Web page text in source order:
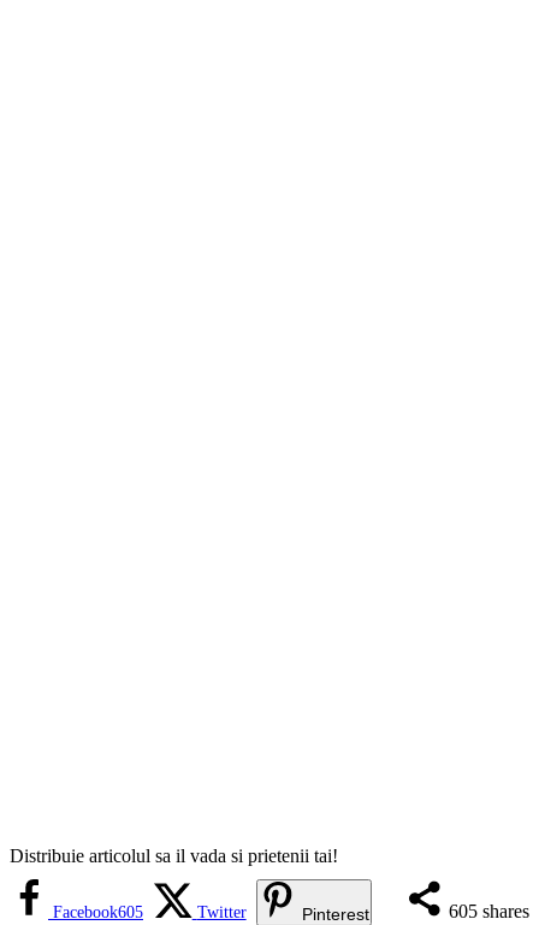
Distribuie articolul sa il vada si prietenii tai!
605 shares
Facebook605 Twitter Pinterest